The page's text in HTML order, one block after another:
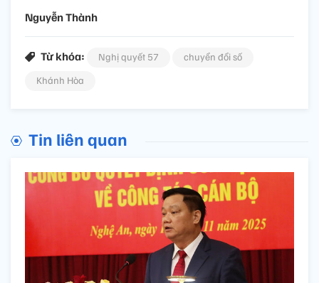
Nguyễn Thành
Từ khóa: Nghị quyết 57
chuyển đổi số
Khánh Hòa
Tin liên quan